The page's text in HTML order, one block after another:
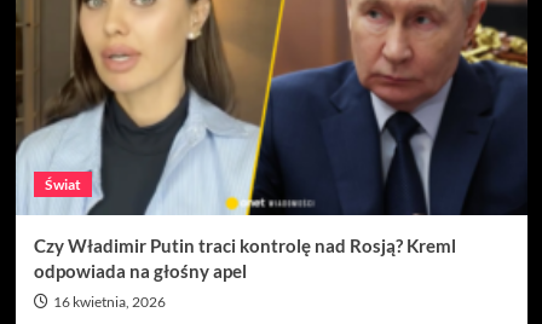
Świat
Czy Władimir Putin traci kontrolę nad Rosją? Kreml
odpowiada na głośny apel
16 kwietnia, 2026